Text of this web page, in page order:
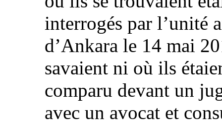
interrogés par l’unité
d’Ankara le 14 mai
savaient ni où ils
comparu devant un
avec un avocat et